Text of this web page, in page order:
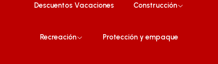
Descuentos Vacaciones Construcción
Recreación Protección y empaque